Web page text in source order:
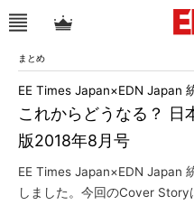
まとめ
これからどうなる？
版2018年8月号
EE Times Japan×EDN Japan
EE Times Japan×EDN Japan
しました。今回のCover Story